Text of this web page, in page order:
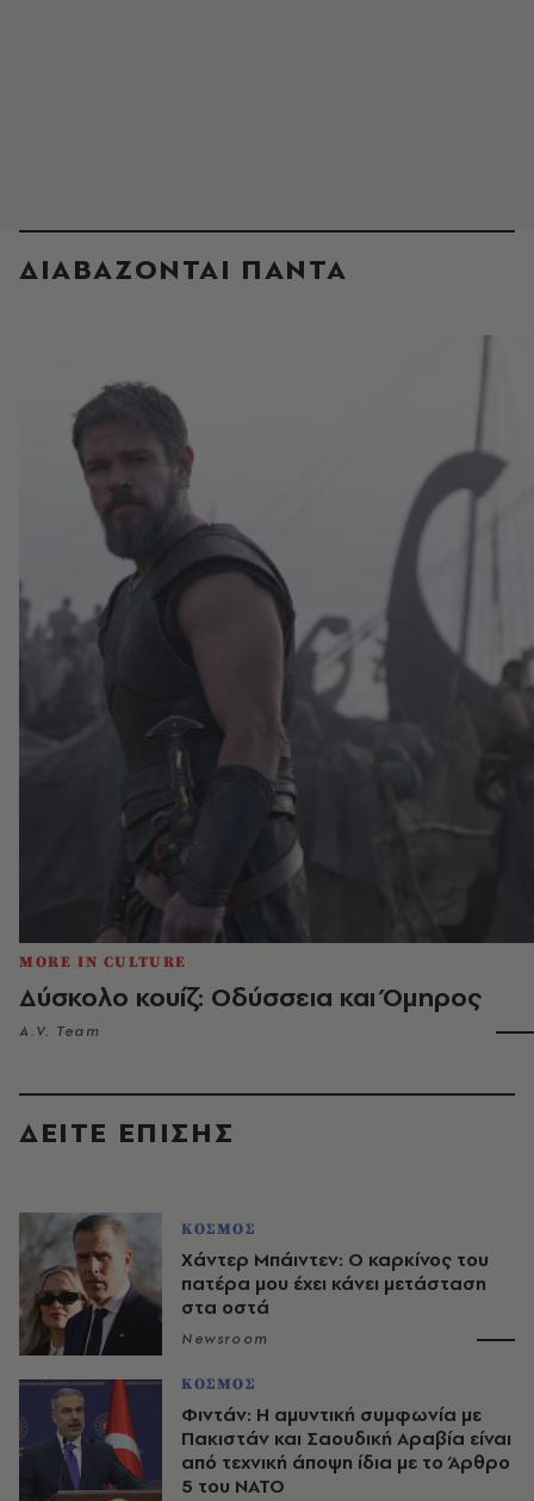
ΔΙΑΒΑΖΟΝΤΑΙ ΠΑΝΤΑ
MORE IN CULTURE
Δύσκολο κουίζ: Οδύσσεια και Όμηρος
A.V. Team
ΔΕΙΤΕ ΕΠΙΣΗΣ
ΚΟΣΜΟΣ
Χάντερ Μπάιντεν: Ο καρκίνος του
πατέρα μου έχει κάνει μετάσταση
στα οστά
Newsroom
ΚΟΣΜΟΣ
Φιντάν: Η αμυντική συμφωνία με
Πακιστάν και Σαουδική Αραβία είναι
από τεχνική άποψη ίδια με τo Άρθρο
5 του ΝΑΤΟ